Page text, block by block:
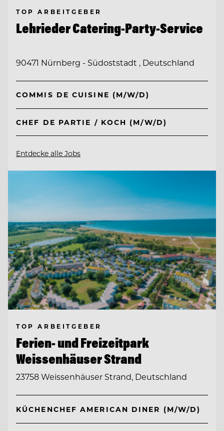
TOP ARBEITGEBER
Lehrieder Catering-Party-Service
90471 Nürnberg - Südoststadt , Deutschland
COMMIS DE CUISINE (M/W/D)
CHEF DE PARTIE / KOCH (M/W/D)
Entdecke alle Jobs
TOP ARBEITGEBER
Ferien- und Freizeitpark
Weissenhäuser Strand
23758 Weissenhäuser Strand, Deutschland
KÜCHENCHEF AMERICAN DINER (M/W/D)